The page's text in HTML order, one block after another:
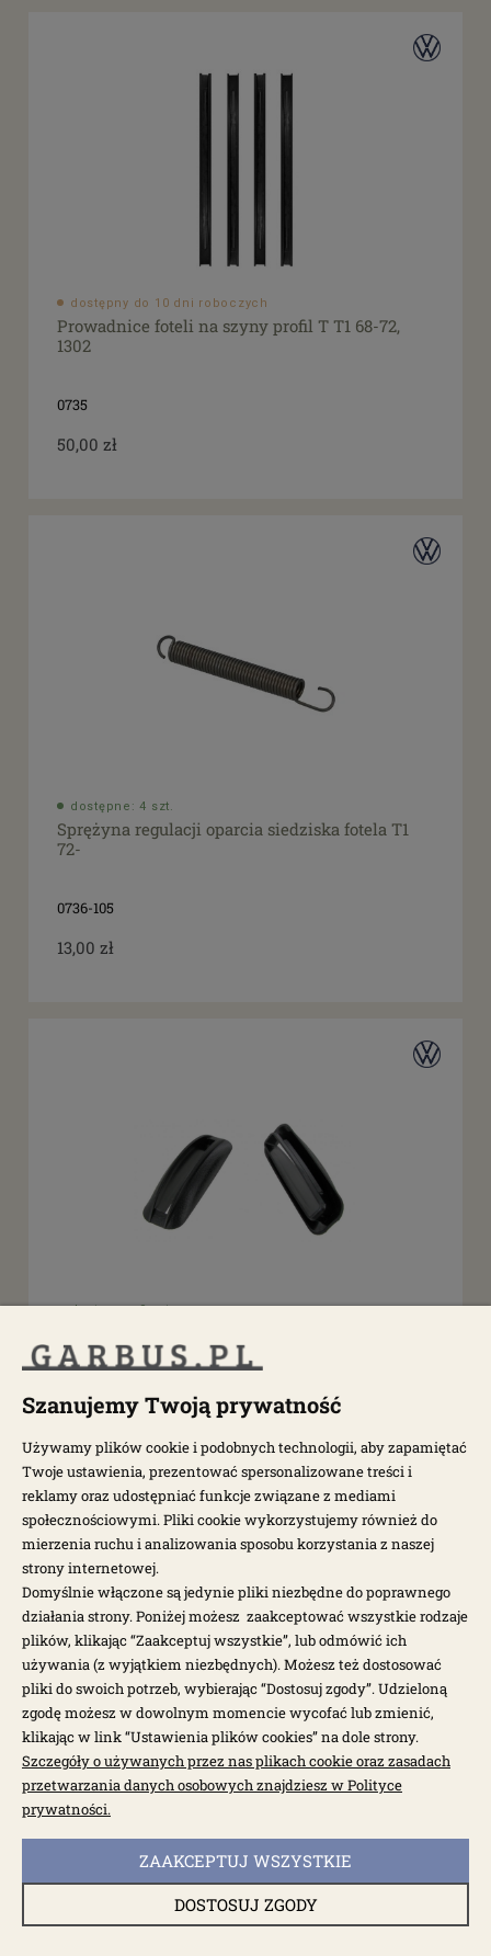
dostępny do 10 dni roboczych
Prowadnice foteli na szyny profil T T1 68-72,
1302
0735
50,00 zł
dostępne: 4 szt.
Sprężyna regulacji oparcia siedziska fotela T1
72-
0736-105
13,00 zł
dostępne: 9 szt.
003211P
20,00 zł
dostępny do 10 dni roboczych
Uchwyt podnoszenia przedniego fotela T1 66-71,
Szanujemy Twoją prywatność
Używamy plików cookie i podobnych technologii, aby zapamiętać
Twoje ustawienia, prezentować spersonalizowane treści i
reklamy oraz udostępniać funkcje związane z mediami
społecznościowymi. Pliki cookie wykorzystujemy również do
mierzenia ruchu i analizowania sposobu korzystania z naszej
strony internetowej.
Domyślnie włączone są jedynie pliki niezbędne do poprawnego
działania strony. Poniżej możesz zaakceptować wszystkie rodzaje
plików, klikając “Zaakceptuj wszystkie”, lub odmówić ich
używania (z wyjątkiem niezbędnych). Możesz też dostosować
pliki do swoich potrzeb, wybierając “Dostosuj zgody”. Udzieloną
zgodę możesz w dowolnym momencie wycofać lub zmienić,
klikając w link “Ustawienia plików cookies” na dole strony.
Szczegóły o używanych przez nas plikach cookie oraz zasadach
przetwarzania danych osobowych znajdziesz w Polityce
prywatności.
DOSTOSUJ ZGODY
ZAAKCEPTUJ WSZYSTKIE